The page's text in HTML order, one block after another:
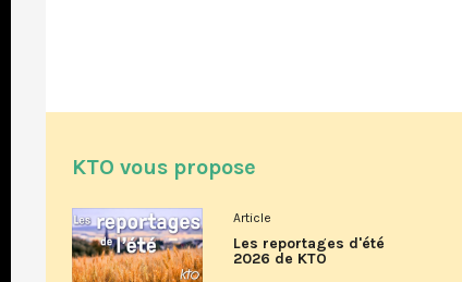
KTO vous propose
Article
Les reportages d'été
2026 de KTO